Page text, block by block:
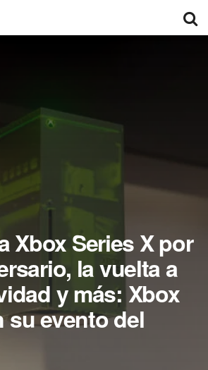
Xbox Series X por
la vuelta a
y más: Xbox
su evento del